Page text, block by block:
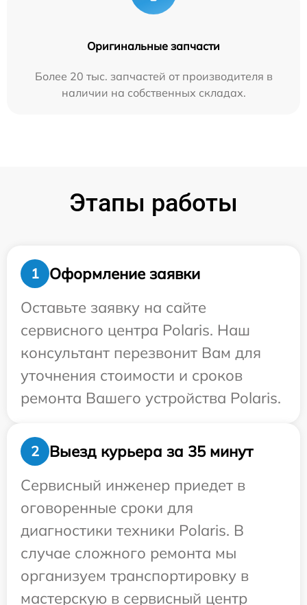
Оригинальные запчасти
Более 20 тыс. запчастей от производителя в
наличии на собственных складах.
Этапы работы
1
Оформление заявки
Оставьте заявку на сайте
сервисного центра Polaris. Наш
консультант перезвонит Вам для
уточнения стоимости и сроков
ремонта Вашего устройства Polaris.
2
Выезд курьера за 35 минут
Сервисный инженер приедет в
оговоренные сроки для
диагностики техники Polaris. В
случае сложного ремонта мы
организуем транспортировку в
мастерскую в сервисный центр